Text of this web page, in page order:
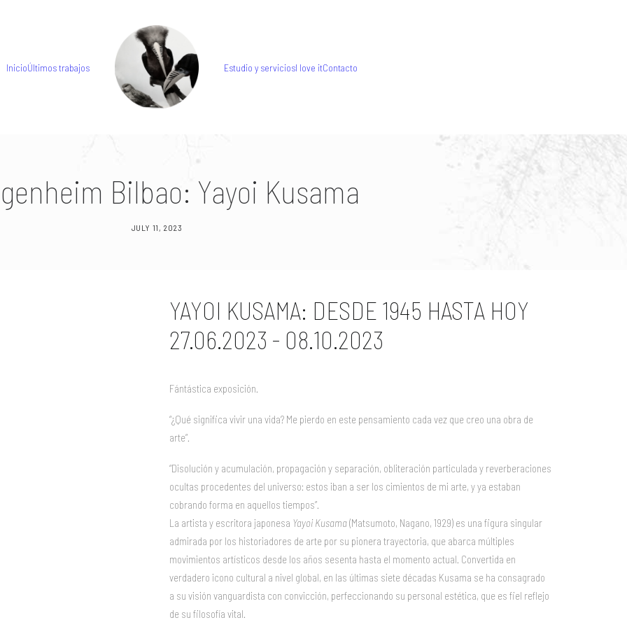
InicioÚltimos trabajos Estudio y serviciosI love itContacto
Bilbao: Yayoi Kusama
JULY 11, 2023
YAYOI KUSAMA: DESDE 1945 HASTA HOY
27.06.2023 - 08.10.2023
Fántástica exposición.
“¿Qué significa vivir una vida? Me pierdo en este pensamiento cada vez que creo una obra de
arte”.
“Disolución y acumulación, propagación y separación, obliteración particulada y reverberaciones
ocultas procedentes del universo: estos iban a ser los cimientos de mi arte, y ya estaban
cobrando forma en aquellos tiempos”.
La artista y escritora japonesa Yayoi Kusama(Matsumoto, Nagano, 1929) es una figura singular
admirada por los historiadores de arte por su pionera trayectoria, que abarca múltiples
movimientos artísticos desde los años sesenta hasta el momento actual. Convertida en
verdadero icono cultural a nivel global, en las últimas siete décadas Kusama se ha consagrado
a su visión vanguardista con convicción, perfeccionando su personal estética, que es fiel reflejo
de su filosofía vital.